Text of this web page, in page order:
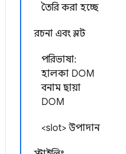
তৈরি করা হচ্ছে
রচনা এবং স্লট
পরিভাষা:
হালকা DOM
বনাম ছায়া
DOM
<slot> উপাদান